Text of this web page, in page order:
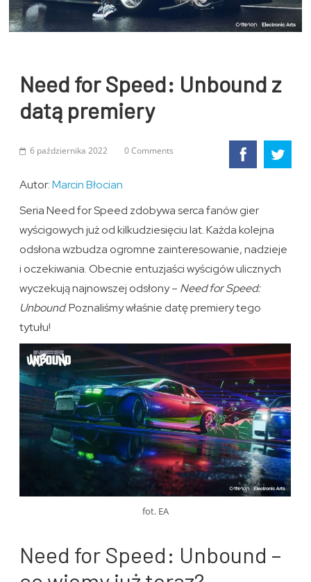
Need for Speed: Unbound z
datą premiery
6 października 2022 0 Comments
Autor:Marcin Błocian
Seria Need for Speed zdobywa serca fanów gier
wyścigowych już od kilkudziesięciu lat. Każda kolejna
odsłona wzbudza ogromne zainteresowanie, nadzieje
i oczekiwania. Obecnie entuzjaści wyścigów ulicznych
wyczekują najnowszej odsłony – Need for Speed:
Unbound. Poznaliśmy właśnie datę premiery tego
tytułu!
fot. EA
Need for Speed: Unbound –